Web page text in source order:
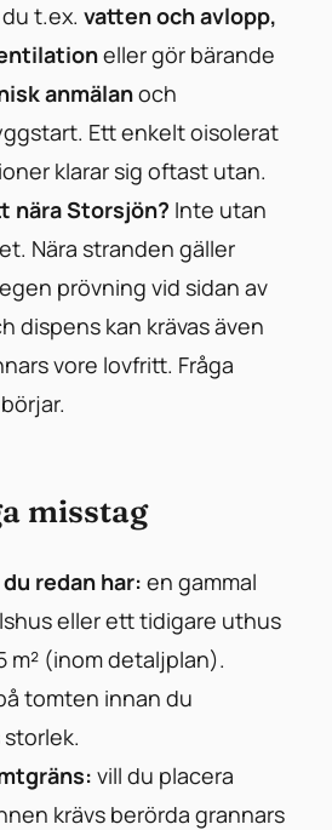
t.ex. vatten och avlopp,
eller gör bärande
anmälanoch
Ett enkelt oisolerat
klarar sig oftast utan.
nära Storsjön? Inte utan
Nära stranden gäller
prövning vid sidan av
dispens kan krävas även
vore lovfritt. Fråga
misstag
redan har: en gammal
eller ett tidigare uthus
m² (inom detaljplan).
tomten innan du
vill du placera
krävs berörda grannars